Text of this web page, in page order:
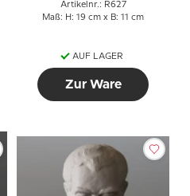
Artikelnr.: R627
Maß: H: 19 cm x B: 11 cm
AUF LAGER
Zur Ware